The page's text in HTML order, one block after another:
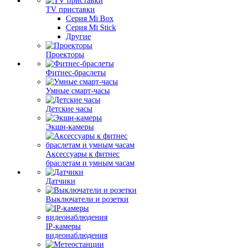
TV приставки
Серия Mi Box
Серия Mi Stick
Другие
Проекторы
Фитнес-браслеты
Умные смарт-часы
Детские часы
Экшн-камеры
Аксессуары к фитнес
браслетам и умным часам
Датчики
Выключатели и розетки
IP-камеры
видеонаблюдения